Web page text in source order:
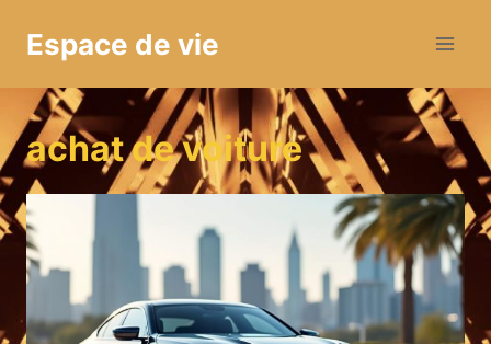
Espace de vie
achat de voiture